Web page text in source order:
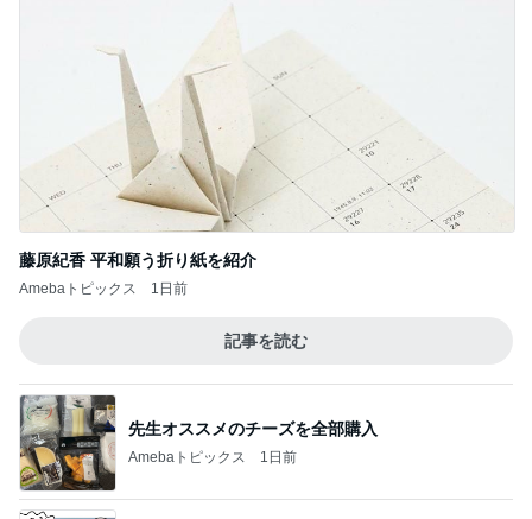
藤原紀香 平和願う折り紙を紹介
Amebaトピックス 1日前
記事を読む
先生オススメのチーズを全部購入
Amebaトピックス 1日前